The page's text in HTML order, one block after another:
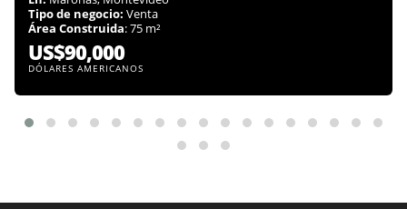
Tipo de negocio: Venta
Área Construida: 75 m²
US$90,000
DÓLARES AMERICANOS